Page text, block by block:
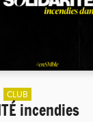
CLUB
incendies